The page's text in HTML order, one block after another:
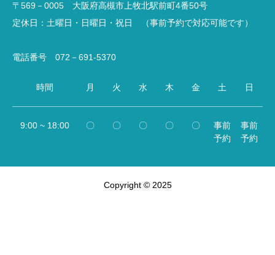
〒569－0005 大阪府高槻市上牧北駅前町4番50号
定休日：土曜日・日曜日・祝日 （事前予約で対応可能です）
電話番号 072－691-5370
時間 月 火 水 木 金 土 日
9:00 ~ 18:00 〇 〇 〇 〇 〇
事前
予約
事前
予約
Copyright © 2025